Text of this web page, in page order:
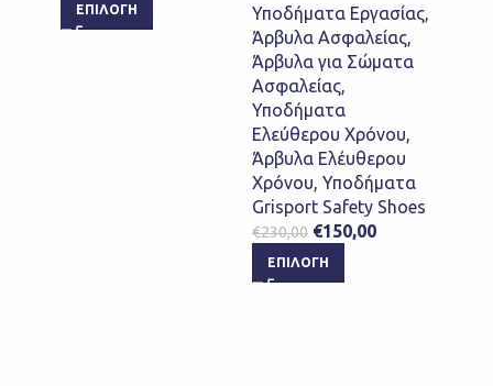
ΕΠΙΛΟΓΉ Υποδήματα Εργασίας
Άρβυλα Ασφαλείας
Άρβυλα για Σώματα
Ασφαλείας
Υποδήματα
Ελεύθερου Χρόνου
Άρβυλα Ελέυθερου
Χρόνου Υποδήματα
Grisport Safety Shoes
€230,00 €150,00
ΕΠΙΛΟΓΉ